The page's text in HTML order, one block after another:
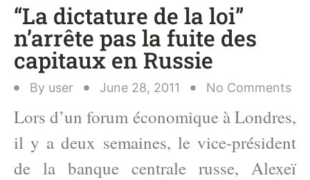
“La dictature de la loi”
n’arrête pas la fuite des
capitaux en Russie
By user June 28, 2011 No Comments
Lors d’un forum économique à Londres,
il y a deux semaines, le vice-président
de la banque centrale russe, Alexeï